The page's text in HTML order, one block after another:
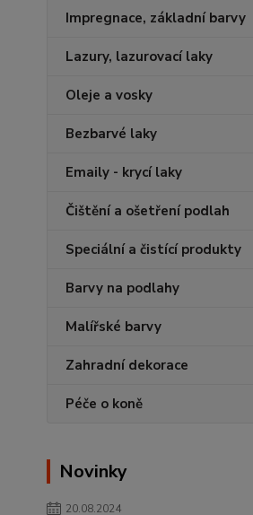
Impregnace, základní barvy
Lazury, lazurovací laky
Oleje a vosky
Bezbarvé laky
Emaily - krycí laky
Čištění a ošetření podlah
Speciální a čistící produkty
Barvy na podlahy
Malířské barvy
Zahradní dekorace
Péče o koně
Novinky
20.08.2024